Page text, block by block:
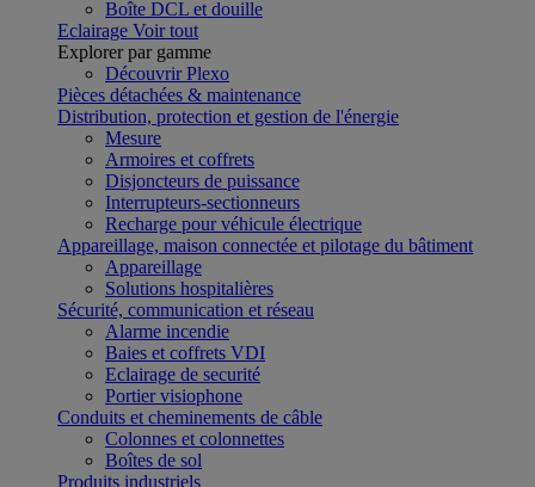
Boîte DCL et douille
Eclairage Voir tout
Explorer par gamme
Découvrir Plexo
Pièces détachées & maintenance
Distribution, protection et gestion de l'énergie
Mesure
Armoires et coffrets
Disjoncteurs de puissance
Interrupteurs-sectionneurs
Recharge pour véhicule électrique
Appareillage, maison connectée et pilotage du bâtiment
Appareillage
Solutions hospitalières
Sécurité, communication et réseau
Alarme incendie
Baies et coffrets VDI
Eclairage de securité
Portier visiophone
Conduits et cheminements de câble
Colonnes et colonnettes
Boîtes de sol
Produits industriels